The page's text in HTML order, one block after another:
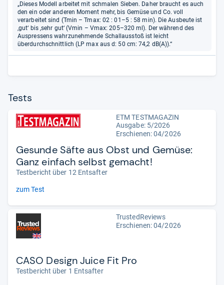
„Dieses Modell arbeitet mit schmalen Sieben. Daher braucht es auch
den ein oder anderen Moment mehr, bis Gemüse und Co. voll
verarbeitet sind (Tmin – Tmax: 02 : 01–5 : 58 min). Die Ausbeute ist
‚gut‘ bis ‚sehr gut‘ (Vmin – Vmax: 205–320 ml). Der während des
Auspressens wahrzunehmende Schallausstoß ist leicht
überdurchschnittlich (LP max aus d: 50 cm: 74,2 dB(A)).“
Tests
ETM TESTMAGAZIN
Ausgabe: 5/2026
Erschienen:04/2026
Gesunde Säfte aus Obst und Gemüse:
Ganz einfach selbst gemacht!
Testbericht über 12 Entsafter
zum Test
TrustedReviews
Erschienen:04/2026
CASO Design Juice Fit Pro
Testbericht über 1 Entsafter